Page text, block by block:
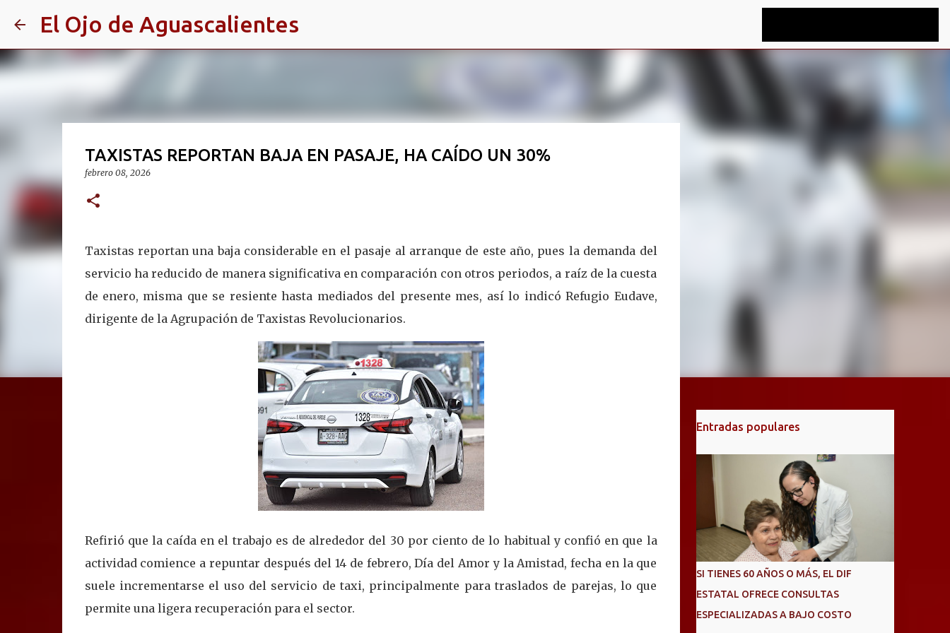
El Ojo de Aguascalientes
TAXISTAS REPORTAN BAJA EN PASAJE, HA CAÍDO UN 30%
febrero 08, 2026
Taxistas reportan una baja considerable en el pasaje al arranque de este año, pues la demanda del
servicio ha reducido de manera significativa en comparación con otros periodos, a raíz de la cuesta
de enero, misma que se resiente hasta mediados del presente mes, así lo indicó Refugio Eudave,
dirigente de la Agrupación de Taxistas Revolucionarios.
Refirió que la caída en el trabajo es de alrededor del 30 por ciento de lo habitual y confió en que la
actividad comience a repuntar después del 14 de febrero, Día del Amor y la Amistad, fecha en la que
suele incrementarse el uso del servicio de taxi, principalmente para traslados de parejas, lo que
permite una ligera recuperación para el sector.
Entradas populares
SI TIENES 60 AÑOS O MÁS, EL DIF
ESTATAL OFRECE CONSULTAS
ESPECIALIZADAS A BAJO COSTO